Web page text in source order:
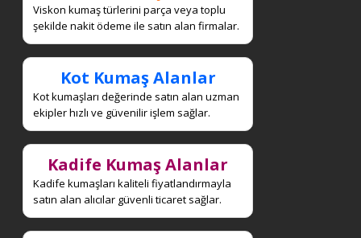
Viskon kumaş türlerini parça veya toplu
şekilde nakit ödeme ile satın alan firmalar.
Kot Kumaş Alanlar
Kot kumaşları değerinde satın alan uzman
ekipler hızlı ve güvenilir işlem sağlar.
Kadife Kumaş Alanlar
Kadife kumaşları kaliteli fiyatlandırmayla
satın alan alıcılar güvenli ticaret sağlar.